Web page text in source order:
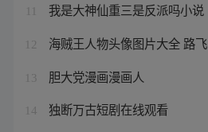
我是大神仙重三是反派吗小说
12 海贼王人物头像图片大全 路飞
13 胆大党漫画漫画人
14 独断万古短剧在线观看